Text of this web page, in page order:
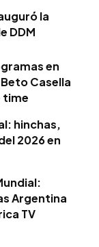
la
DDM
en
Casella
time
hinchas,
2026 en
Argentina
TV